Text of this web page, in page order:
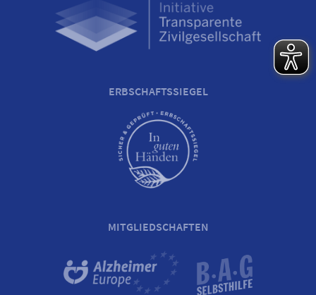
ERBSCHAFTSSIEGEL
MITGLIEDSCHAFTEN